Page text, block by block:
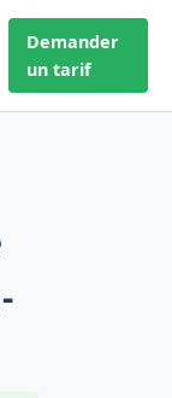
Demander
un tarif